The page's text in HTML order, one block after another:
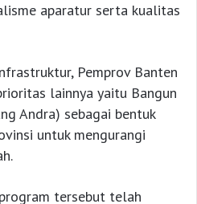
aparatur serta kualitas
Pemprov Banten
lainnya yaitu Bangun
Andra) sebagai bentuk
untuk mengurangi
tersebut telah